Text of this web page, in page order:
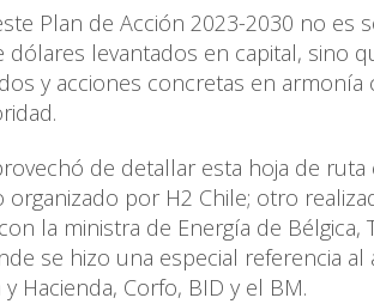
Plan de Acción 2023-2030 no
levantados en capital, sino
y acciones concretas en
de detallar esta hoja de
por H2 Chile; otro
la ministra de Energía de Bélgica,
se hizo una especial referencia
Hacienda, Corfo, BID y el BM.